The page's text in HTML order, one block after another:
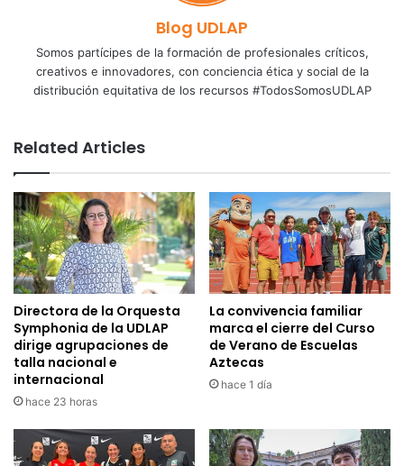
Blog UDLAP
Somos partícipes de la formación de profesionales críticos,
creativos e innovadores, con conciencia ética y social de la
distribución equitativa de los recursos #TodosSomosUDLAP
Related Articles
Directora de la Orquesta
Symphonia de la UDLAP
dirige agrupaciones de
talla nacional e
internacional
hace 23 horas
La convivencia familiar
marca el cierre del Curso
de Verano de Escuelas
Aztecas
hace 1 día